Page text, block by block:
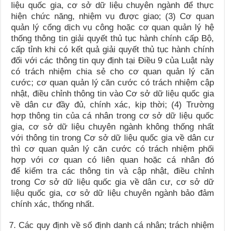
liệu quốc gia, cơ sở dữ liệu chuyên ngành để thực
hiện chức năng, nhiệm vụ được giao; (3) Cơ quan
quản lý cổng dịch vụ công hoặc cơ quan quản lý hệ
thống thông tin giải quyết thủ tục hành chính cấp Bộ,
cấp tỉnh khi có kết quả giải quyết thủ tục hành chính
đối với các thông tin quy định tại Điều 9 của Luật này
có trách nhiệm chia sẻ cho cơ quan quản lý căn
cước; cơ quan quản lý căn cước có trách nhiệm cập
nhật, điều chỉnh thông tin vào Cơ sở dữ liệu quốc gia
về dân cư đầy đủ, chính xác, kịp thời; (4) Trường
hợp thông tin của cá nhân trong cơ sở dữ liệu quốc
gia, cơ sở dữ liệu chuyên ngành không thống nhất
với thông tin trong Cơ sở dữ liệu quốc gia về dân cư
thì cơ quan quản lý căn cước có trách nhiệm phối
hợp với cơ quan có liên quan hoặc cá nhân đó
để kiểm tra các thông tin và cập nhật, điều chỉnh
trong Cơ sở dữ liệu quốc gia về dân cư, cơ sở dữ
liệu quốc gia, cơ sở dữ liệu chuyên ngành bảo đảm
chính xác, thống nhất.
Các quy định về số định danh cá nhân; trách nhiệm